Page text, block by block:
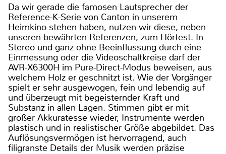
Da wir gerade die famosen Lautsprecher der
Reference-K-Serie von Canton in unserem
Heimkino stehen haben, nutzen wir diese, neben
unseren bewährten Referenzen, zum Hörtest. In
Stereo und ganz ohne Beeinflussung durch eine
Einmessung oder die Videoschaltkreise darf der
AVR-X6300H im Pure-Direct-Modus beweisen, aus
welchem Holz er geschnitzt ist. Wie der Vorgänger
spielt er sehr ausgewogen, fein und lebendig auf
und überzeugt mit begeisternder Kraft und
Substanz in allen Lagen. Stimmen gibt er mit
großer Akkuratesse wieder, Instrumente werden
plastisch und in realistischer Größe abgebildet. Das
Auflösungsvermögen ist hervorragend, auch
filigranste Details der Musik werden präzise